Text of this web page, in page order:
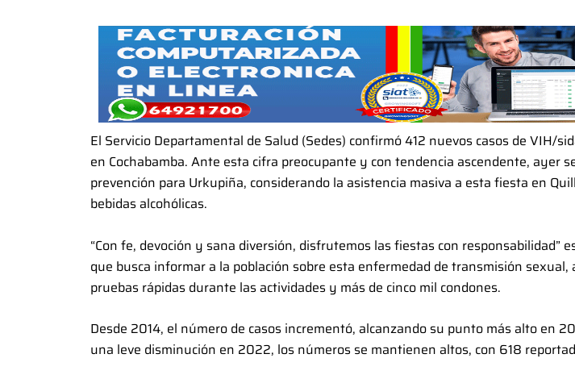
El Servicio Departamental de Salud (Sedes) confirmó 412 nuevos casos de VIH/
en Cochabamba. Ante esta cifra preocupante y con tendencia ascendente, ayer
prevención para Urkupiña, considerando la asistencia masiva a esta fiesta en
bebidas alcohólicas.
“Con fe, devoción y sana diversión, disfrutemos las fiestas con responsabilidad”
que busca informar a la población sobre esta enfermedad de transmisión sexual,
pruebas rápidas durante las actividades y más de cinco mil condones.
Desde 2014, el número de casos incrementó, alcanzando su punto más alto en
una leve disminución en 2022, los números se mantienen altos, con 618